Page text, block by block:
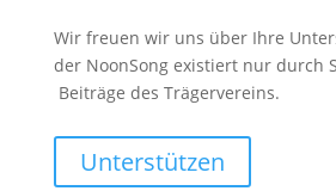
Wir freuen wir uns über Ihre
der NoonSong existiert nur durch
Beiträge des Trägervereins.
Unterstützen